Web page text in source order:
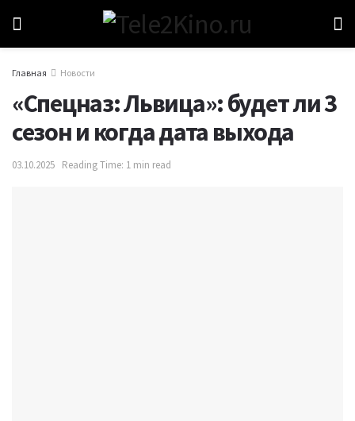
Главная Новости
«Спецназ: Львица»: будет ли 3
сезон и когда дата выхода
03.10.2025 Reading Time: 1 min read